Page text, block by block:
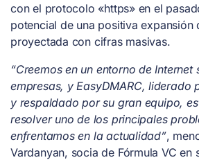
con el protocolo «https» en el
potencial de una positiva expansión
proyectada con cifras masivas.
“Creemos en un entorno de
empresas, y EasyDMARC, liderado
y respaldado por su gran equipo,
resolver uno de los principales
enfrentamos en la actualidad”,
Vardanyan, socia de Fórmula VC en